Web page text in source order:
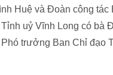
Huệ và Đoàn công tác
uỷ Vĩnh Long có bà
trưởng Ban Chỉ đạo